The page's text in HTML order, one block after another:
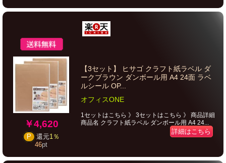
￥4,620
P 還元1％
46pt
【3セット】 ヒサゴ クラフト紙ラベル ダ
ークブラウン ダンボール用 A4 24面 ラベ
ルシール OP...
オフィスONE
1セットはこちら 》 3セットはこちら 》 商品詳細
商品名 クラフト紙ラベル ダンボール用 A4 24...
詳細はこちら